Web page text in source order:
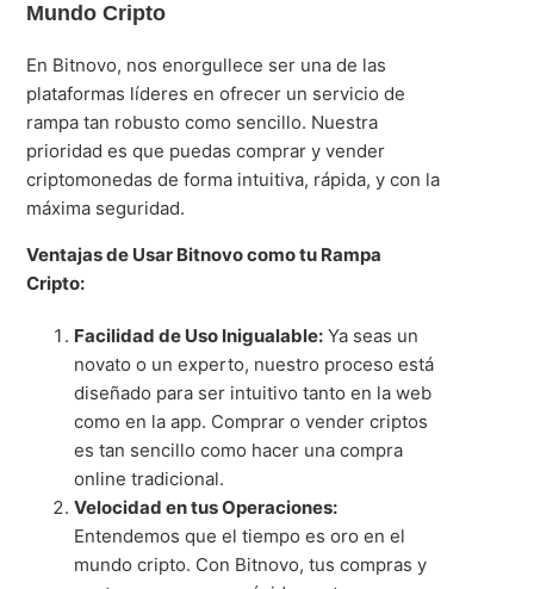
Mundo Cripto
En Bitnovo, nos enorgullece ser una de las
plataformas líderes en ofrecer un servicio de
rampa tan robusto como sencillo. Nuestra
prioridad es que puedas comprar y vender
criptomonedas de forma intuitiva, rápida, y con la
máxima seguridad.
Ventajas de Usar Bitnovo como tu Rampa
Cripto:
Facilidad de Uso Inigualable: Ya seas un
novato o un experto, nuestro proceso está
diseñado para ser intuitivo tanto en la web
como en la app. Comprar o vender criptos
es tan sencillo como hacer una compra
online tradicional.
Velocidad en tus Operaciones:
Entendemos que el tiempo es oro en el
mundo cripto. Con Bitnovo, tus compras y